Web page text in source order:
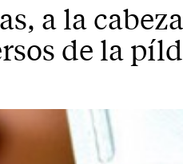
a la
de la